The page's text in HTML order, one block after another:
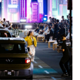
tâm hồn